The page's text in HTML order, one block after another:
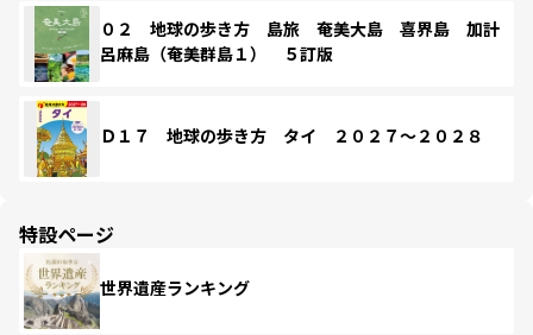
０２ 地球の歩き方 島旅 奄美大島 喜界島 加計
呂麻島（奄美群島１） ５訂版
Ｄ１７ 地球の歩き方 タイ ２０２７～２０２８
特設ページ
世界遺産ランキング